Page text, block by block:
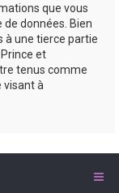
que vous
données. Bien
à une tierce partie
et
tenus comme
visant à